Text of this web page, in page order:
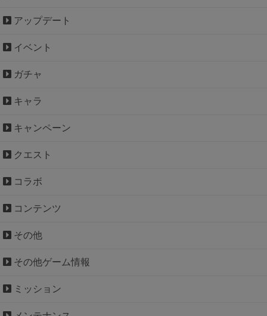
アップデート
イベント
ガチャ
キャラ
キャンペーン
クエスト
コラボ
コンテンツ
その他
その他ゲーム情報
ミッション